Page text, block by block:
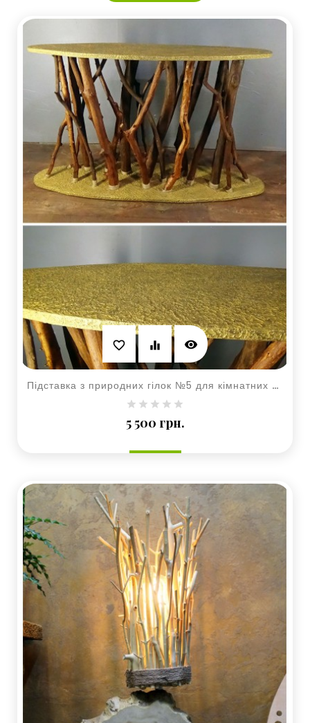
favorite_border equalizer visibility
Підставка з природних гілок №5 для кімнатних рослин та квітів
5 500 грн.Ціна